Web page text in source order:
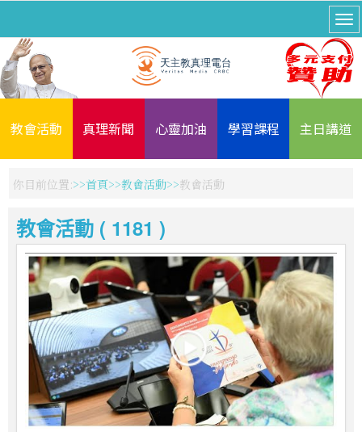
教會活動 真理新聞 心靈加油 學習課程 主日講道
你目前位置: 首頁 教會活動 教會活動
教會活動 ( 1181 )